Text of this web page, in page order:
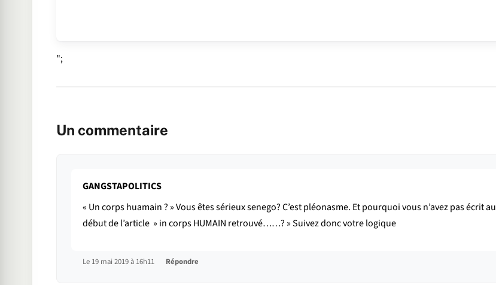
";
Un commentaire
GANGSTAPOLITICS
« Un corps huamain ? » Vous êtes sérieux senego? C’est pléonasme. Et pourquoi vous n’avez pas écrit au
début de l’article » in corps HUMAIN retrouvé……? » Suivez donc votre logique
Le 19 mai 2019 à 16h11 Répondre